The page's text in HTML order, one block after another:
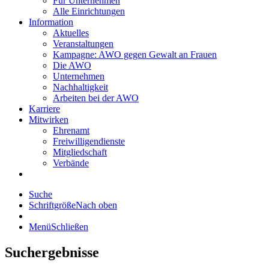
Alle Einrichtungen
Information
Aktuelles
Veranstaltungen
Kampagne: AWO gegen Gewalt an Frauen
Die AWO
Unternehmen
Nachhaltigkeit
Arbeiten bei der AWO
Karriere
Mitwirken
Ehrenamt
Freiwilligendienste
Mitgliedschaft
Verbände
Suche
SchriftgrößeNach oben
MenüSchließen
Suchergebnisse